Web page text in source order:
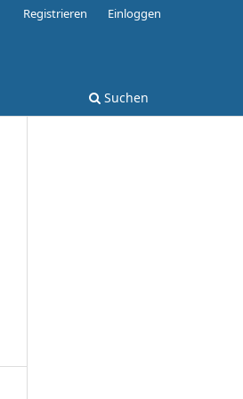
Suchen
Registrieren Einloggen